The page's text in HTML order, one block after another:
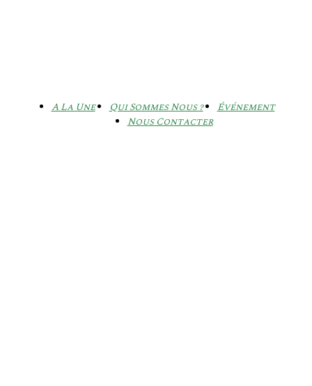
A La Une Qui Sommes Nous ?
Événement
Nous Contacter